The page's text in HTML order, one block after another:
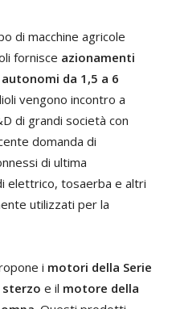
di macchine agricole
fornisce azionamenti
da 1,5 a 6
vengono incontro a
di grandi società con
domanda di
di ultima
elettrico, tosaerba e altri
utilizzati per la
i motori della Serie
e il motore della